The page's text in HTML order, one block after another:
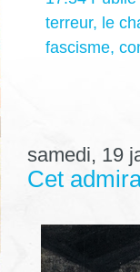
terreur, le
fascisme,
samedi, 19
Cet